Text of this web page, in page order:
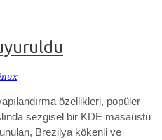
özellikleri, popüler
sezgisel bir KDE masaüstü
Brezilya kökenli ve